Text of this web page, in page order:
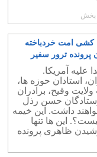
پخش
کشی امت خردباخته
ترور سفیر
علیه آمریکا.
استادان حوزه ها،
وقیح، برادران
حسن رذل
داشت. این خیمه
این ها تنها
ظاهری پرونده
سفیر عربستان